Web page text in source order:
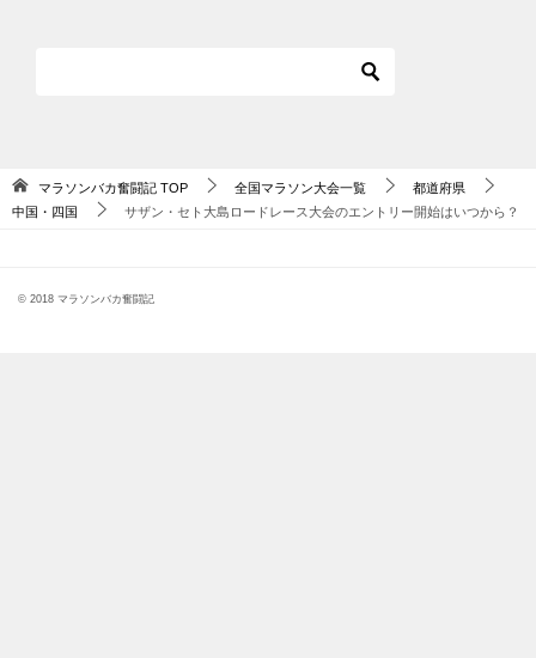
マラソンバカ奮闘記 TOP 全国マラソン大会一覧
都道府県
中国・四国
サザン・セト大島ロードレース大会のエントリー開始はいつから？
© 2018 マラソンバカ奮闘記